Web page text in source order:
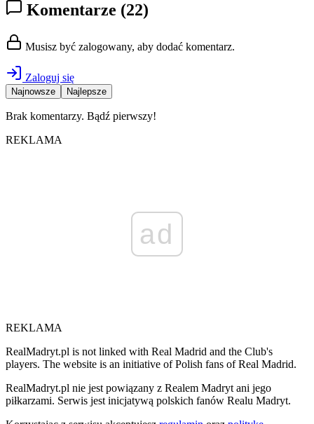
Komentarze (22)
Musisz być zalogowany, aby dodać komentarz.
Zaloguj się
Najnowsze Najlepsze
Brak komentarzy. Bądź pierwszy!
REKLAMA
ad
REKLAMA
RealMadryt.pl is not linked with Real Madrid and the Club's
players. The website is an initiative of Polish fans of Real Madrid.
RealMadryt.pl nie jest powiązany z Realem Madryt ani jego
piłkarzami. Serwis jest inicjatywą polskich fanów Realu Madryt.